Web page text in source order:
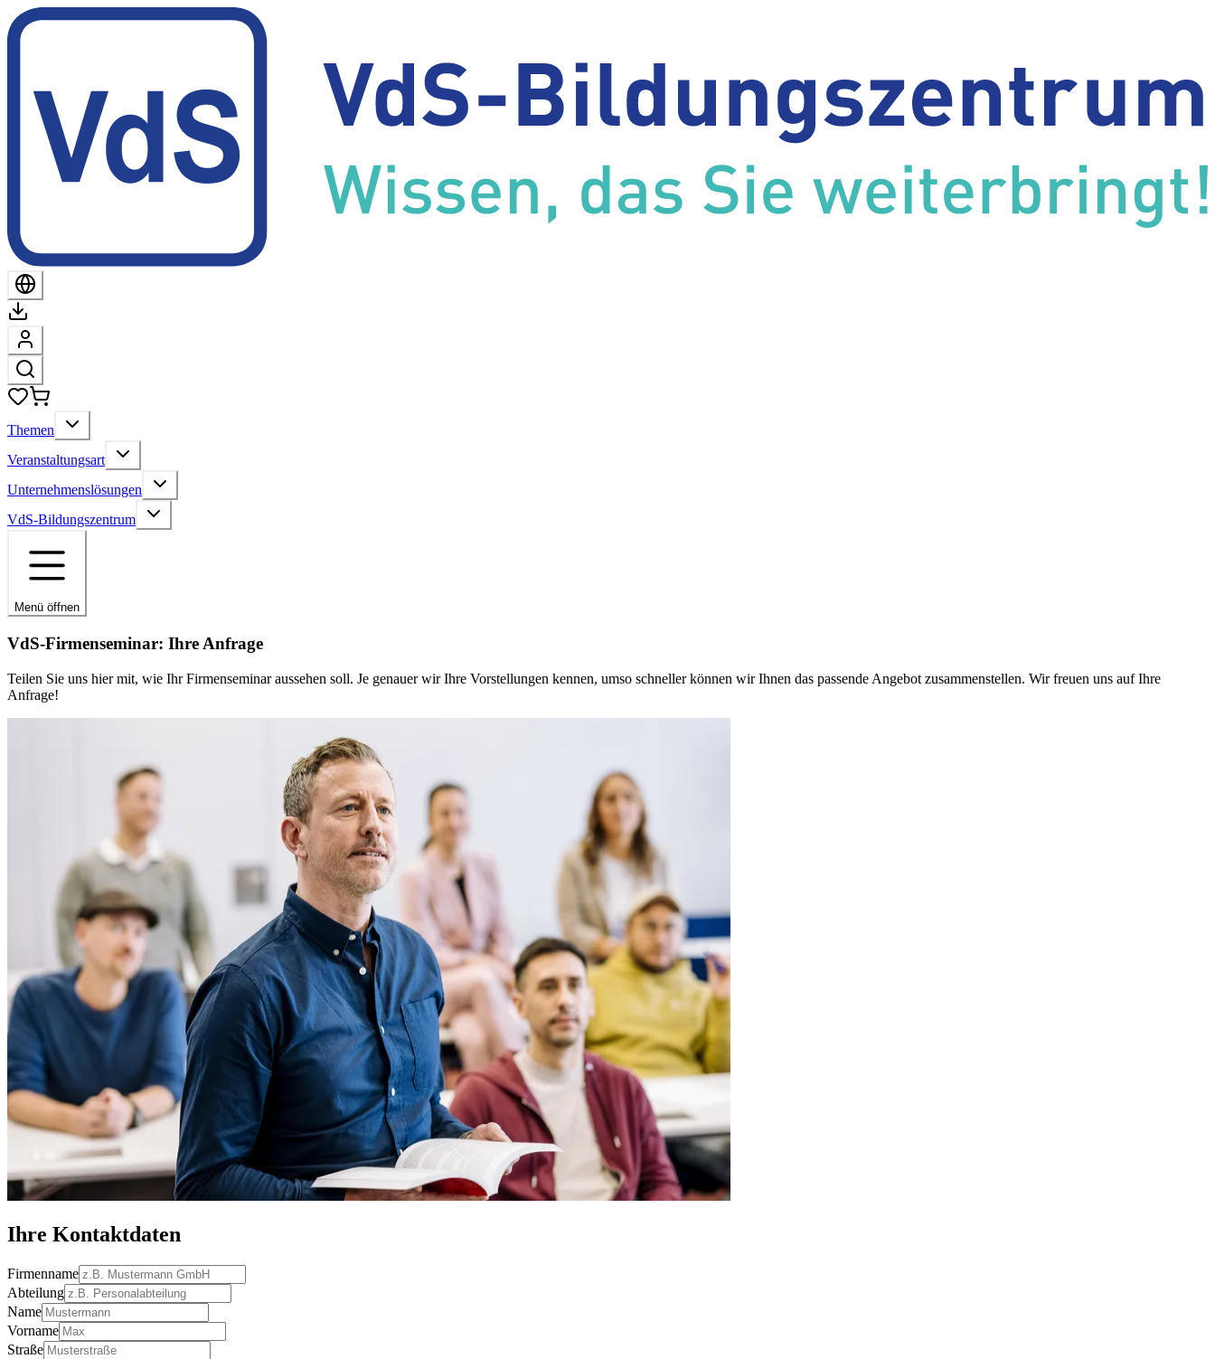
Themen
Veranstaltungsart
Unternehmenslösungen
VdS-Bildungszentrum
Menü öffnen
VdS-Firmenseminar: Ihre Anfrage
Teilen Sie uns hier mit, wie Ihr Firmenseminar aussehen soll. Je genauer wir Ihre Vorstellungen kennen, umso schneller können wir Ihnen das passende Angebot zusammenstellen. Wir freuen uns auf Ihre
Anfrage!
Ihre Kontaktdaten
Firmenname
Abteilung
Name
Vorname
Straße